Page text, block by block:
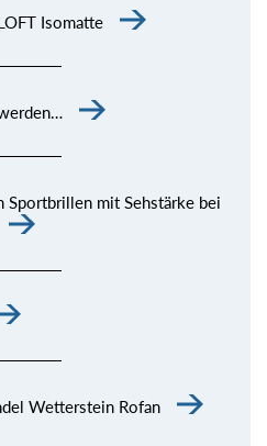
Isomatte
Sportbrillen mit Sehstärke bei
Wetterstein Rofan